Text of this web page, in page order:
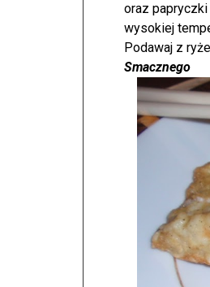
oraz papryczki
wysokiej
Podawaj z
Smacznego